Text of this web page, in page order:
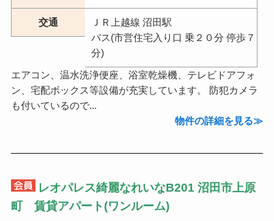
交通
ＪＲ上越線 沼田駅
バス(市営住宅入り口 乗２０分 停歩７
分)
エアコン、温水洗浄便座、浴室乾燥機、テレビドアフォ
ン、宅配ボックス等設備が充実しています。 防犯カメラ
も付いているので...
物件の詳細を見る
レオパレス綺麗なれいなB201 沼田市上原
町 賃貸アパート(ワンルーム)